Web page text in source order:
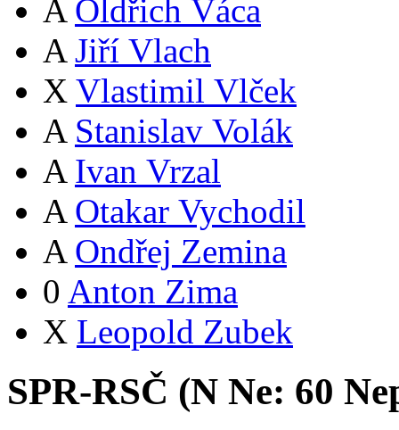
A Oldřich Váca
A Jiří Vlach
X Vlastimil Vlček
A Stanislav Volák
A Ivan Vrzal
A Otakar Vychodil
A Ondřej Zemina
0 Anton Zima
X Leopold Zubek
SPR-RSČ (N Ne: 60